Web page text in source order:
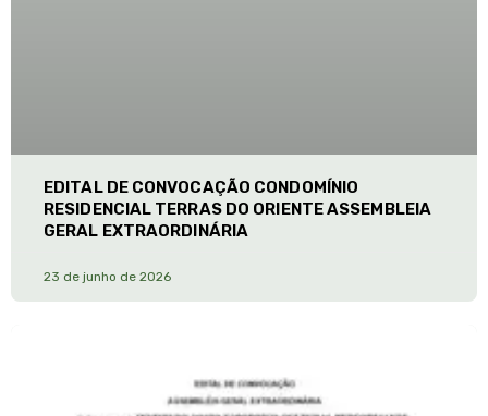
EDITAL DE CONVOCAÇÃO CONDOMÍNIO
RESIDENCIAL TERRAS DO ORIENTE ASSEMBLEIA
GERAL EXTRAORDINÁRIA
23 de junho de 2026